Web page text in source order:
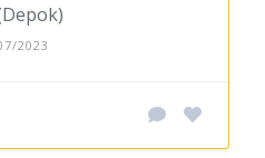
2023